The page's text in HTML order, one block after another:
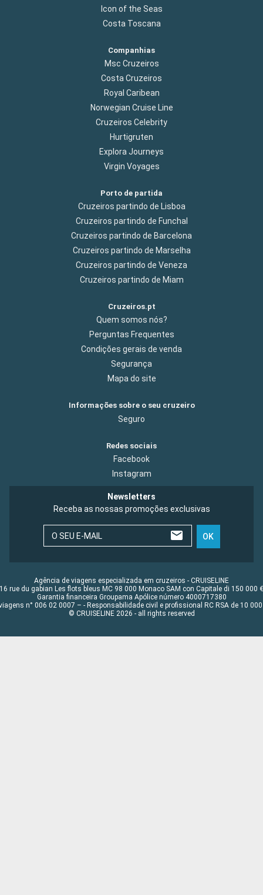
Icon of the Seas
Costa Toscana
Companhias
Msc Cruzeiros
Costa Cruzeiros
Royal Caribean
Norwegian Cruise Line
Cruzeiros Celebrity
Hurtigruten
Explora Journeys
Virgin Voyages
Porto de partida
Cruzeiros partindo de Lisboa
Cruzeiros partindo de Funchal
Cruzeiros partindo de Barcelona
Cruzeiros partindo de Marselha
Cruzeiros partindo de Veneza
Cruzeiros partindo de Miam
Cruzeiros.pt
Quem somos nós?
Perguntas Frequentes
Condições gerais de venda
Segurança
Mapa do site
Informações sobre o seu cruzeiro
Seguro
Redes sociais
Facebook
Instagram
Newsletters
Receba as nossas promoções exclusivas
O SEU E-MAIL OK
Agência de viagens especializada em cruzeiros - CRUISELINE
16 rue du gabian Les flots bleus MC 98 000 Monaco SAM con Capitale di 150 000 €
Garantia financeira Groupama Apólice número 4000717380
n° 006 02 0007 – - Responsabilidade civil e profissional RC RSA de 10 000
© CRUISELINE 2026 - all rights reserved